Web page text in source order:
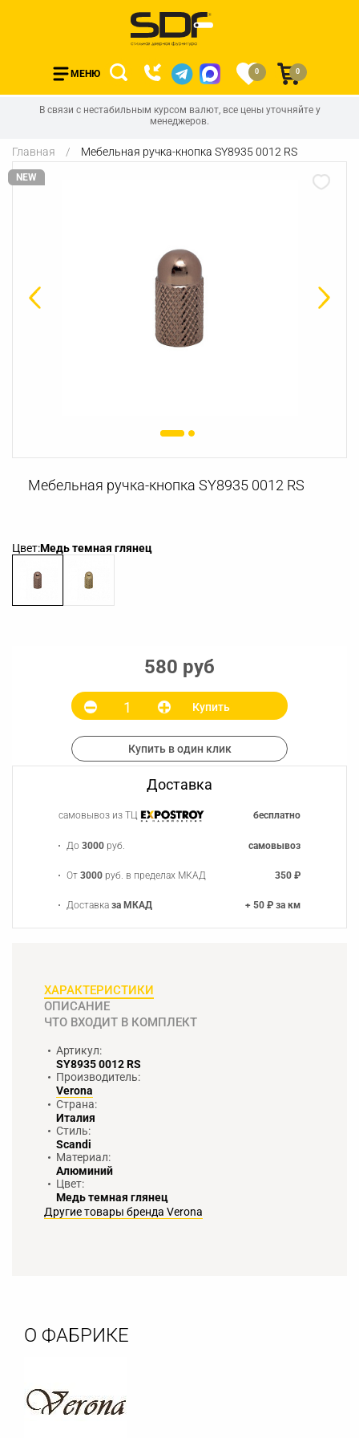
МЕНЮ 0 0
В связи с нестабильным курсом валют, все цены уточняйте у
менеджеров.
Главная Мебельная ручка-кнопка SY8935 0012 RS
NEW
Мебельная ручка-кнопка SY8935 0012 RS
Цвет:Медь темная глянец
580 руб
Купить
Купить в один клик
Доставка
самовывоз из ТЦ бесплатно
До3000 руб. самовывоз
От3000 руб. в пределах МКАД 350 ₽
Доставказа МКАД + 50 ₽ за км
ХАРАКТЕРИСТИКИ
ОПИСАНИЕ
ЧТО ВХОДИТ В КОМПЛЕКТ
Артикул:
SY8935 0012 RS
Производитель:
Verona
Страна:
Италия
Стиль:
Scandi
Материал:
Алюминий
Цвет:
Медь темная глянец
Другие товары бренда Verona
О ФАБРИКЕ